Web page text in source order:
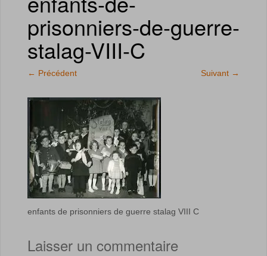
prisonniers-de-guerre-
stalag-VIII-C
← Précédent Suivant →
enfants de prisonniers de guerre stalag VIII C
Laisser un commentaire